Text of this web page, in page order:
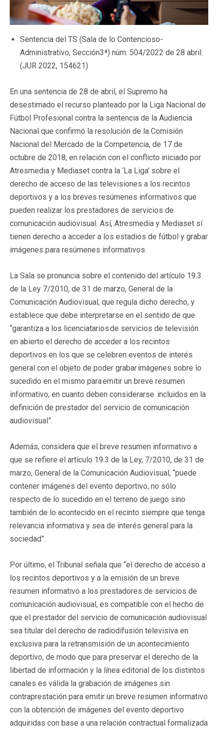
Sentencia del TS (Sala de lo Contencioso-
Administrativo, Sección3ª) núm. 504/2022 de 28 abril.
(JUR 2022, 154621)
En una sentencia de 28 de abril, el Supremo ha
desestimado el recurso planteado por la Liga Nacional de
Fútbol Profesional contra la sentencia de la Audiencia
Nacional que confirmó la resolución de la Comisión
Nacional del Mercado de la Competencia, de 17 de
octubre de 2018, en relación con el conflicto iniciado por
Atresmedia y Mediaset contra la ‘La Liga’ sobre el
derecho de acceso de las televisiones a los recintos
deportivos y a los breves resúmenes informativos que
pueden realizar los prestadores de servicios de
comunicación audiovisual. Así, Atresmedia y Mediaset sí
tienen derecho a acceder a los estadios de fútbol y grabar
imágenes para resúmenes informativos.
La Sala se pronuncia sobre el contenido del artículo 19.3
de la Ley 7/2010, de 31 de marzo, General de la
Comunicación Audiovisual, que regula dicho derecho, y
establece que debe interpretarse en el sentido de que
“garantiza a los licenciatarios de servicios de televisión
en abierto el derecho de acceder a los recintos
deportivos en los que se celebren eventos de interés
general con el objeto de poder grabar imágenes sobre lo
sucedido en el mismo para emitir un breve resumen
informativo, en cuanto deben considerarse incluidos en la
definición de prestador del servicio de comunicación
audiovisual”.
Además, considera que el breve resumen informativo a
que se refiere el artículo 19.3 de la Ley, 7/2010, de 31 de
marzo, General de la Comunicación Audiovisual, “puede
contener imágenes del evento deportivo, no sólo
respecto de lo sucedido en el terreno de juego sino
también de lo acontecido en el recinto siempre que tenga
relevancia informativa y sea de interés general para la
sociedad”.
Por último, el Tribunal señala que “el derecho de acceso a
los recintos deportivos y a la emisión de un breve
resumen informativo a los prestadores de servicios de
comunicación audiovisual, es compatible con el hecho de
que el prestador del servicio de comunicación audiovisual
sea titular del derecho de radiodifusión televisiva en
exclusiva para la retransmisión de un acontecimiento
deportivo, de modo que para preservar el derecho de la
libertad de información y la línea editorial de los distintos
canales es válida la grabación de imágenes sin
contraprestación para emitir un breve resumen informativo
con la obtención de imágenes del evento deportivo
adquiridas con base a una relación contractual formalizada